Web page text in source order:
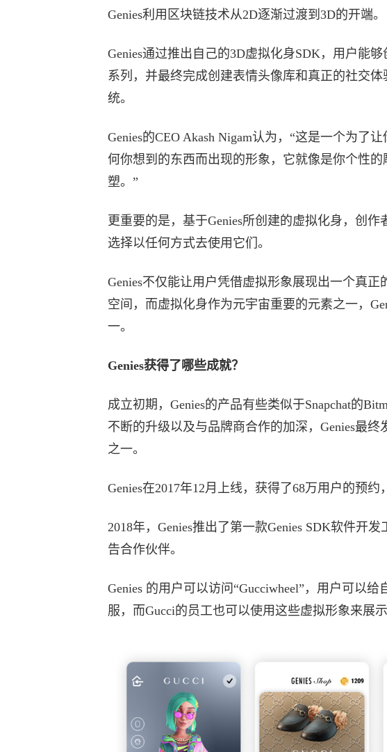
Genies利用区块链技术从2D逐渐过渡到3D的开端。
Genies通过推出自己的3D虚拟化身SDK，用户能
系列，并最终完成创建表情头像库和真正的社交
统。
Genies的CEO Akash Nigam认为，“这是一个为了
何你想到的东西而出现的形象，它就像是你个性
塑。”
更重要的是，基于Genies所创建的虚拟化身，创
选择以任何方式去使用它们。
Genies不仅能让用户凭借虚拟形象展现出一个真
空间，而虚拟化身作为元宇宙重要的元素之一，
一。
Genies获得了哪些成就？
成立初期，Genies的产品有些类似于Snapchat的
不断的升级以及与品牌商合作的加深，Genies最
之一。
Genies在2017年12月上线，获得了68万用户的预约
2018年，Genies推出了第一款Genies SDK软件开
告合作伙伴。
Genies 的用户可以访问“Gucciwheel”，用户可以
服，而Gucci的员工也可以使用这些虚拟形象来展